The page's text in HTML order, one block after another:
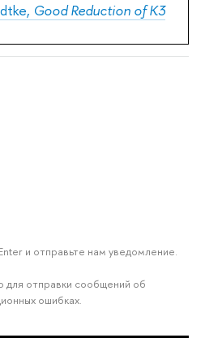
Good Reduction of K3
и отправьте нам уведомление.
для отправки сообщений об
ошибках.